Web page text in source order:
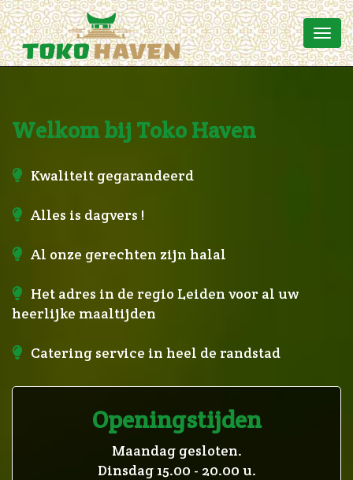
Welkom bij Toko Haven
Kwaliteit gegarandeerd
Alles is dagvers !
Al onze gerechten zijn halal
Het adres in de regio Leiden voor al uw
heerlijke maaltijden
Catering service in heel de randstad
Openingstijden
Maandag gesloten.
Dinsdag 15.00 - 20.00 u.